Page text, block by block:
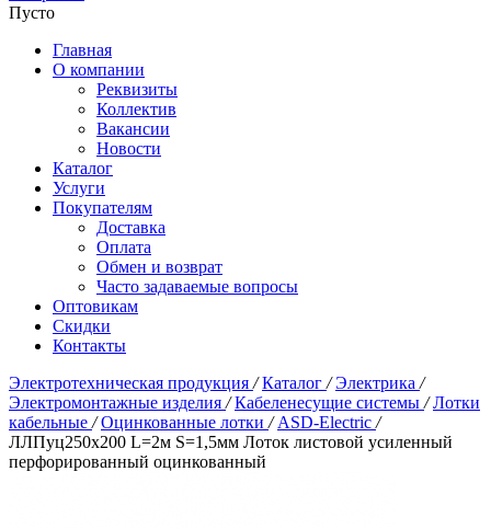
Пусто
Главная
О компании
Реквизиты
Коллектив
Вакансии
Новости
Каталог
Услуги
Покупателям
Доставка
Оплата
Обмен и возврат
Часто задаваемые вопросы
Оптовикам
Скидки
Контакты
Электротехническая продукция / Каталог / Электрика /
Электромонтажные изделия / Кабеленесущие системы / Лотки
кабельные / Оцинкованные лотки / ASD-Electric /
ЛЛПуц250х200 L=2м S=1,5мм Лоток листовой усиленный
перфорированный оцинкованный